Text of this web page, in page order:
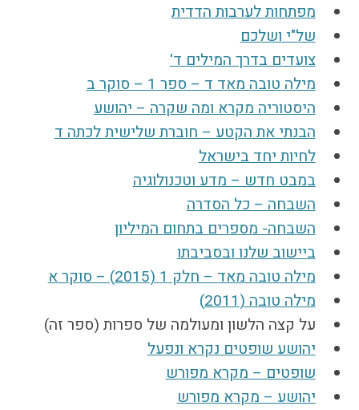
מפתחות לערבות הדדית
של"י ושלכם
צועדים בדרך המילים ד'
מילה טובה מאד ד – ספר 1 – סוקר ב
היסטוריה מקרא ומה שקרה – יהושע
הבנתי את הקטע – חוברת שלישית לכתה ד
לחיות יחד בישראל
במבט חדש – מדע וטכנולוגיה
השבחה – כל הסדרה
השבחה- מספרים בתחום המיליון
ביישוב שלנו ובסביבתו
מילה טובה מאד – חלק 1 (2015) – סוקר א
מילה טובה (2011)
על קצה הלשון ומעולמה של ספרות (ספר זה)
יהושע שופטים נקרא ונפעל
שופטים – מקרא מפורש
יהושע – מקרא מפורש